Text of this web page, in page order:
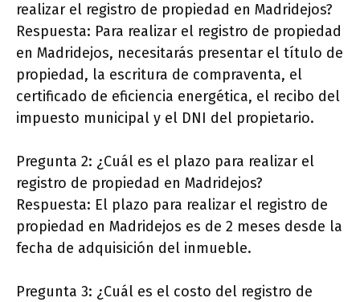
realizar el registro de propiedad en Madridejos?
Respuesta: Para realizar el registro de propiedad
en Madridejos, necesitarás presentar el título de
propiedad, la escritura de compraventa, el
certificado de eficiencia energética, el recibo del
impuesto municipal y el DNI del propietario.
Pregunta 2: ¿Cuál es el plazo para realizar el
registro de propiedad en Madridejos?
Respuesta: El plazo para realizar el registro de
propiedad en Madridejos es de 2 meses desde la
fecha de adquisición del inmueble.
Pregunta 3: ¿Cuál es el costo del registro de